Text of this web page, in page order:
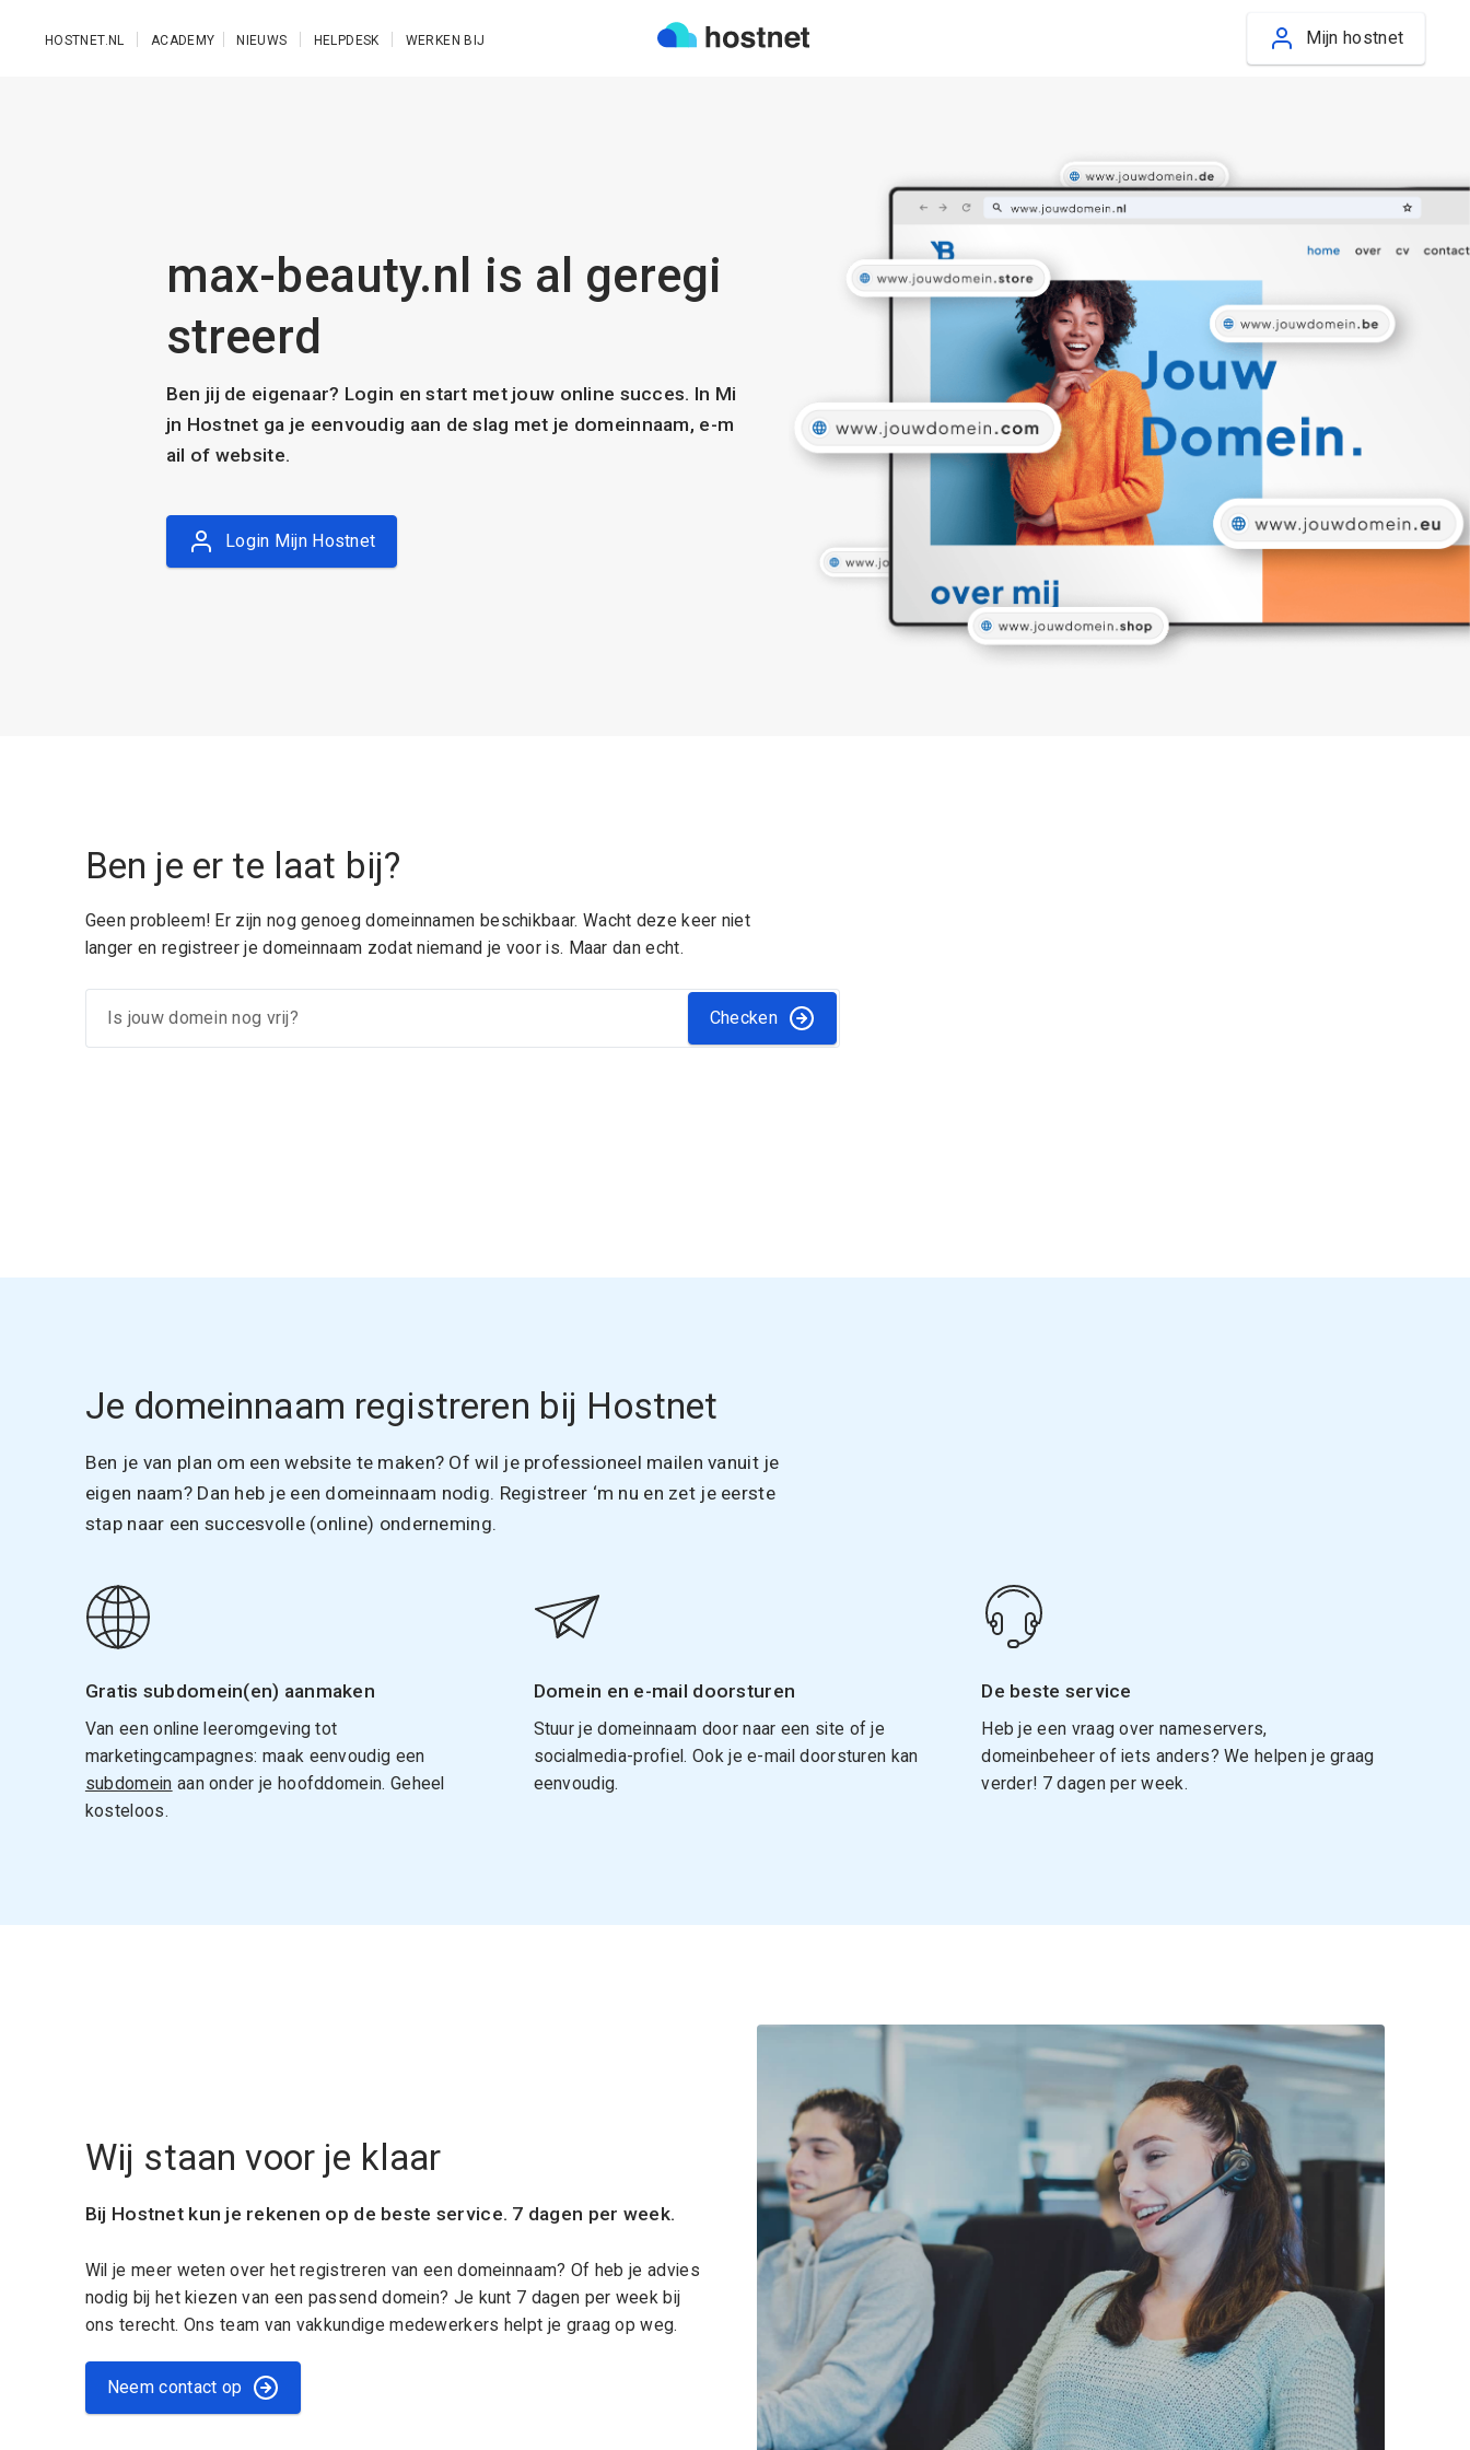
HOSTNET.NL ACADEMY NIEUWS HELPDESK WERKEN BIJ Mijn hostnet
max-beauty.nl is al geregi
streerd
Ben jij de eigenaar? Login en start met jouw online succes. In Mi
jn Hostnet ga je eenvoudig aan de slag met je domeinnaam, e-m
ail of website.
Login Mijn Hostnet
Ben je er te laat bij?
Geen probleem! Er zijn nog genoeg domeinnamen beschikbaar. Wacht deze keer niet
langer en registreer je domeinnaam zodat niemand je voor is. Maar dan echt.
Checken
Je domeinnaam registreren bij Hostnet
Ben je van plan om een website te maken? Of wil je professioneel mailen vanuit je
eigen naam? Dan heb je een domeinnaam nodig. Registreer ‘m nu en zet je eerste
stap naar een succesvolle (online) onderneming.
Gratis subdomein(en) aanmaken
Van een online leeromgeving tot
marketingcampagnes: maak eenvoudig een
subdomein aan onder je hoofddomein. Geheel
kosteloos.
Domein en e-mail doorsturen
Stuur je domeinnaam door naar een site of je
socialmedia-profiel. Ook je e-mail doorsturen kan
eenvoudig.
De beste service
Heb je een vraag over nameservers,
domeinbeheer of iets anders? We helpen je graag
verder! 7 dagen per week.
Wij staan voor je klaar
Bij Hostnet kun je rekenen op de beste service. 7 dagen per week.
Wil je meer weten over het registreren van een domeinnaam? Of heb je advies
nodig bij het kiezen van een passend domein? Je kunt 7 dagen per week bij
ons terecht. Ons team van vakkundige medewerkers helpt je graag op weg.
Neem contact op